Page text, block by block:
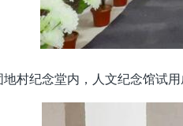
村纪念堂内，人文纪念馆试